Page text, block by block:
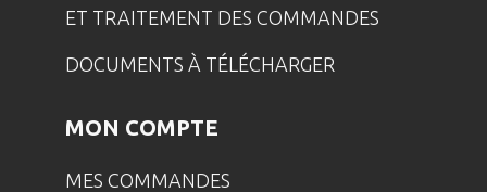
ET TRAITEMENT DES COMMANDES
DOCUMENTS À TÉLÉCHARGER
MON COMPTE
MES COMMANDES